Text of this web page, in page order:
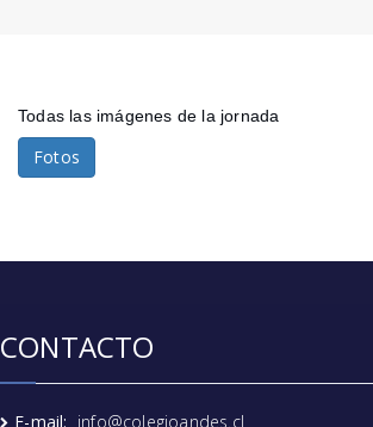
Todas las imágenes de la jornada
Fotos
CONTACTO
E-mail: info@colegioandes.cl